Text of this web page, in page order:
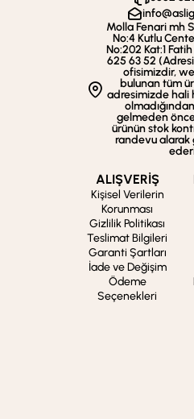
Molla Fenari mh
No:4 Kutlu
No:202 Kat:1
625 63 52
ofisimizdir,
bulunan tüm
adresimizde hali
gelmeden
ürünün stok
randevu alarak
ALIŞVERİŞ
Kişisel Verilerin
Korunması
Gizlilik Politikası
Teslimat Bilgileri
Garanti Şartları
İade ve Değişim
Ödeme
Seçenekleri